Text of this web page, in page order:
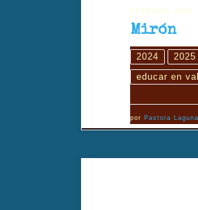
FESTIVAL 2025
Mirón
2024 2025
educar en
porPastora Laguna